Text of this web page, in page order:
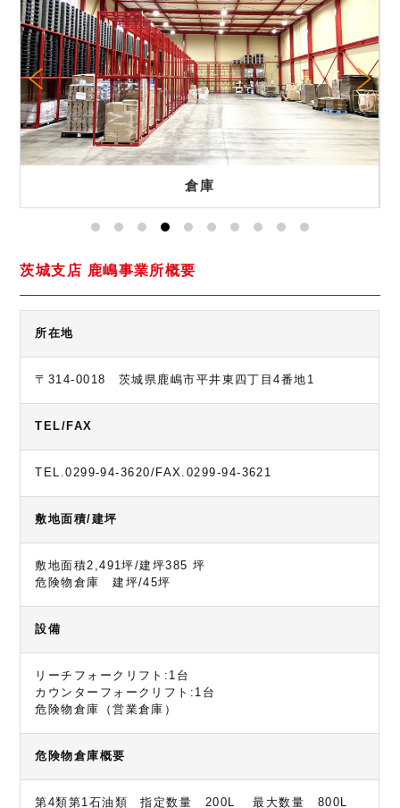
倉庫
茨城支店 鹿嶋事業所概要
所在地
〒314-0018 茨城県鹿嶋市平井東四丁目4番地1
TEL/FAX
TEL.0299-94-3620/FAX.0299-94-3621
敷地面積/建坪
敷地面積2,491坪/建坪385 坪
危険物倉庫 建坪/45坪
設備
リーチフォークリフト:1台
カウンターフォークリフト:1台
危険物倉庫（営業倉庫）
危険物倉庫概要
第4類第1石油類 指定数量 200L 最大数量 800L